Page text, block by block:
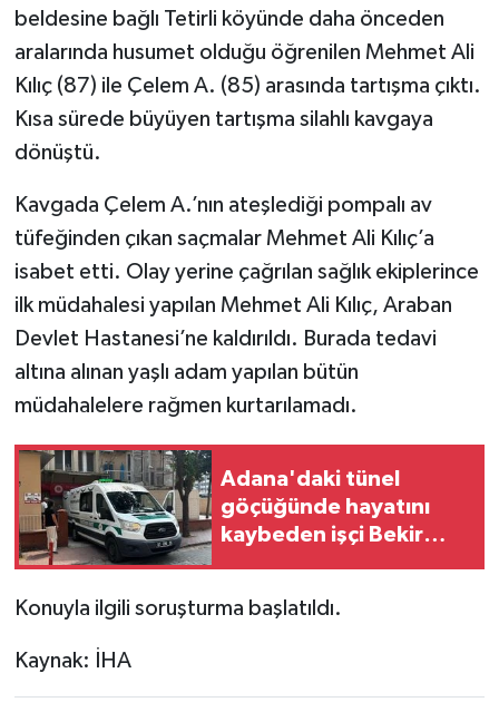
beldesine bağlı Tetirli köyünde daha önceden
aralarında husumet olduğu öğrenilen Mehmet Ali
Kılıç (87) ile Çelem A. (85) arasında tartışma çıktı.
Kısa sürede büyüyen tartışma silahlı kavgaya
dönüştü.
Kavgada Çelem A.’nın ateşlediği pompalı av
tüfeğinden çıkan saçmalar Mehmet Ali Kılıç’a
isabet etti. Olay yerine çağrılan sağlık ekiplerince
ilk müdahalesi yapılan Mehmet Ali Kılıç, Araban
Devlet Hastanesi’ne kaldırıldı. Burada tedavi
altına alınan yaşlı adam yapılan bütün
müdahalelere rağmen kurtarılamadı.
Adana'daki tünel
göçüğünde hayatını
kaybeden işçi Bekir
Konuyla ilgili soruşturma başlatıldı.
Kaynak: İHA
Teknoloji
Yaşam
KAHRAMANMARAŞ